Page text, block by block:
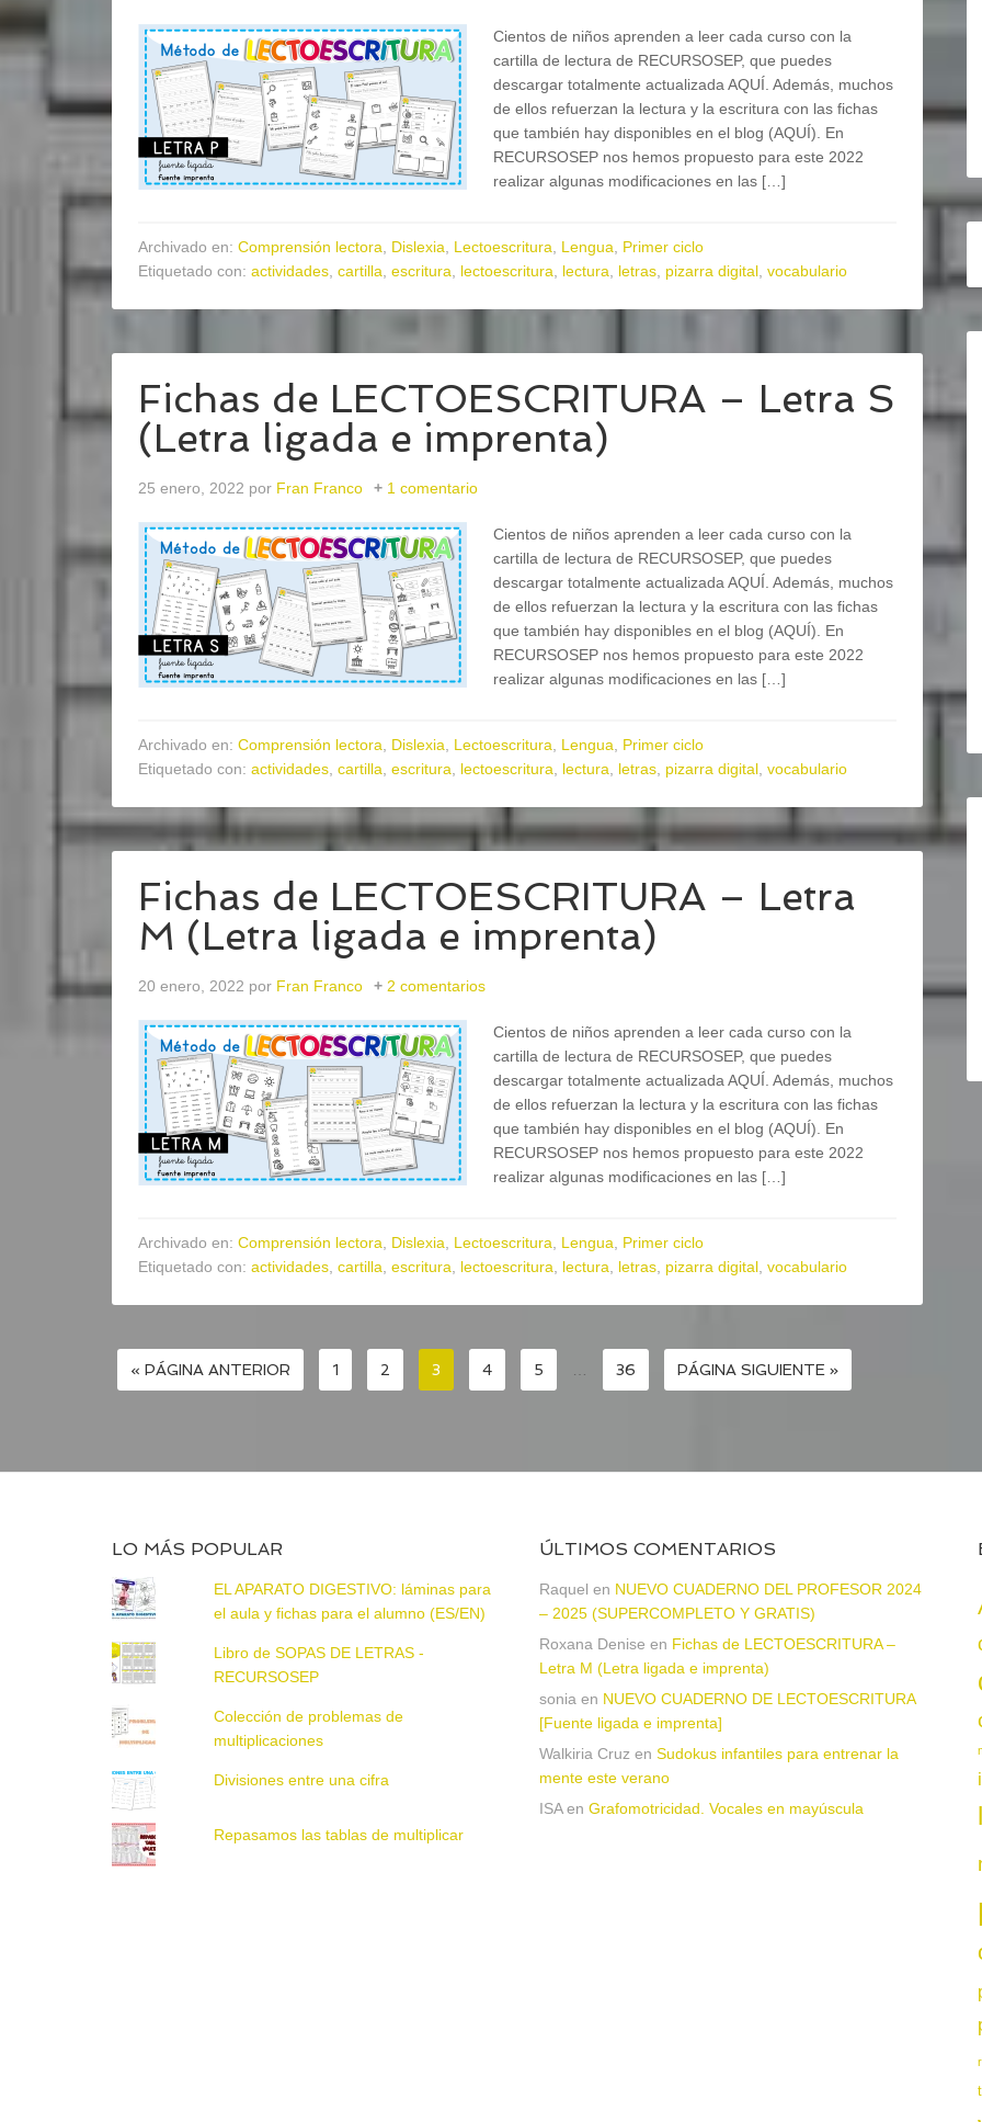
Cientos de niños aprenden a leer cada curso con la
cartilla de lectura de RECURSOSEP, que puedes
descargar totalmente actualizada AQUÍ. Además, muchos
de ellos refuerzan la lectura y la escritura con las fichas
que también hay disponibles en el blog (AQUÍ). En
RECURSOSEP nos hemos propuesto para este 2022
realizar algunas modificaciones en las […]
Archivado en: Comprensión lectora Dislexia Lectoescritura Lengua
Primer ciclo
Etiquetado con: actividades cartilla escritura lectoescritura lectura letras pizarra digital vocabulario
Fichas de LECTOESCRITURA – Letra S
(Letra ligada e imprenta)
25 enero, 2022 por Fran Franco 1 comentario
Cientos de niños aprenden a leer cada curso con la
cartilla de lectura de RECURSOSEP, que puedes
descargar totalmente actualizada AQUÍ. Además, muchos
de ellos refuerzan la lectura y la escritura con las fichas
que también hay disponibles en el blog (AQUÍ). En
RECURSOSEP nos hemos propuesto para este 2022
realizar algunas modificaciones en las […]
Archivado en: Comprensión lectora Dislexia Lectoescritura Lengua
Primer ciclo
Etiquetado con: actividades cartilla escritura lectoescritura lectura letras pizarra digital vocabulario
Fichas de LECTOESCRITURA – Letra
M (Letra ligada e imprenta)
20 enero, 2022 por Fran Franco 2 comentarios
Cientos de niños aprenden a leer cada curso con la
cartilla de lectura de RECURSOSEP, que puedes
descargar totalmente actualizada AQUÍ. Además, muchos
de ellos refuerzan la lectura y la escritura con las fichas
que también hay disponibles en el blog (AQUÍ). En
RECURSOSEP nos hemos propuesto para este 2022
realizar algunas modificaciones en las […]
Archivado en: Comprensión lectora Dislexia Lectoescritura Lengua
Primer ciclo
Etiquetado con: actividades cartilla escritura lectoescritura lectura letras pizarra digital vocabulario
« PÁGINA ANTERIOR 1 2 3 4 5 36 PÁGINA SIGUIENTE »
LO MÁS POPULAR
EL APARATO DIGESTIVO: láminas para
el aula y fichas para el alumno (ES/EN)
Libro de SOPAS DE LETRAS -
RECURSOSEP
Colección de problemas de
multiplicaciones
Divisiones entre una cifra
Repasamos las tablas de multiplicar
ÚLTIMOS COMENTARIOS
Raquel en NUEVO CUADERNO DEL PROFESOR 2024
– 2025 (SUPERCOMPLETO Y GRATIS)
Roxana Denise en Fichas de LECTOESCRITURA –
Letra M (Letra ligada e imprenta)
sonia en NUEVO CUADERNO DE LECTOESCRITURA
[Fuente ligada e imprenta]
Walkiria Cruz en Sudokus infantiles para entrenar la
mente este verano
ISAen Grafomotricidad. Vocales en mayúscula